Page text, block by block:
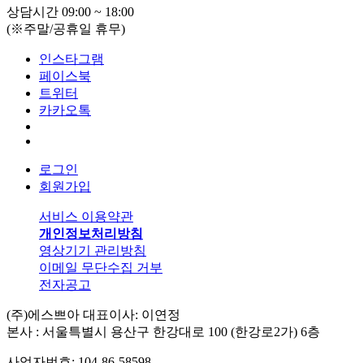
상담시간 09:00 ~ 18:00
(※주말/공휴일 휴무)
인스타그램
페이스북
트위터
카카오톡
로그인
회원가입
서비스 이용약관
개인정보처리방침
영상기기 관리방침
이메일 무단수집 거부
전자공고
(주)에스쁘아 대표이사: 이연정
본사 : 서울특별시 용산구 한강대로 100 (한강로2가) 6층